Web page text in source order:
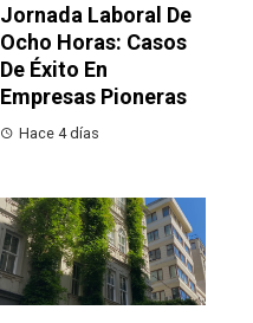
Jornada Laboral De
Ocho Horas: Casos
De Éxito En
Empresas Pioneras
Hace 4 días